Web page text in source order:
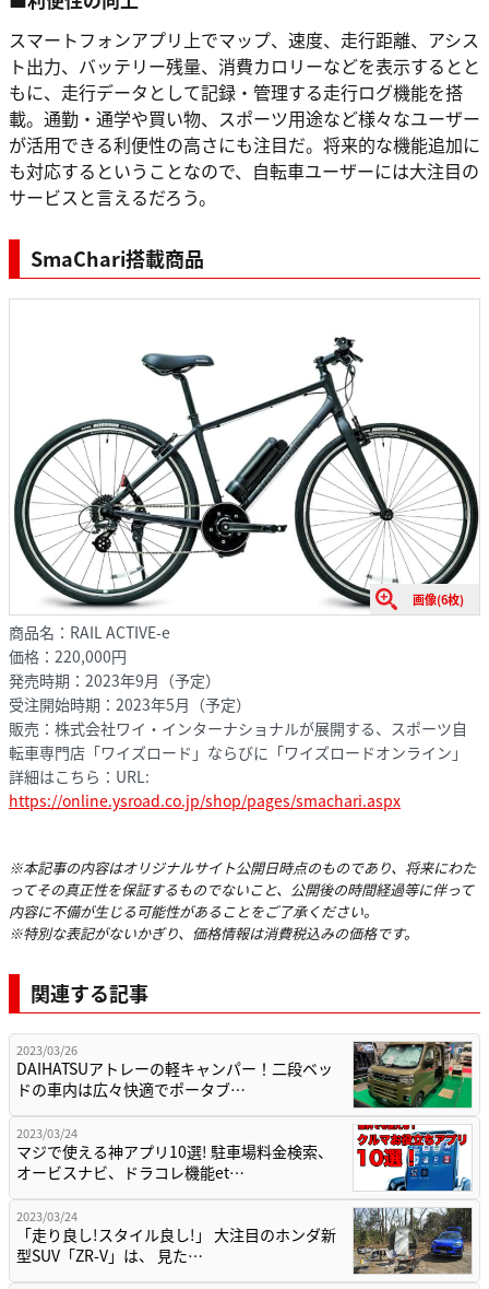
スマートフォンアプリ上でマップ、速度、走行距離、アシス
ト出力、バッテリー残量、消費カロリーなどを表示するとと
もに、走行データとして記録・管理する走行ログ機能を搭
載。通勤・通学や買い物、スポーツ用途など様々なユーザー
が活用できる利便性の高さにも注目だ。将来的な機能追加に
も対応するということなので、自転車ユーザーには大注目の
サービスと言えるだろう。
SmaChari搭載商品
画像(6枚)
商品名：RAIL ACTIVE-e
価格：220,000円
発売時期：2023年9月（予定）
受注開始時期：2023年5月（予定）
販売：株式会社ワイ・インターナショナルが展開する、スポーツ自
転車専門店「ワイズロード」ならびに「ワイズロードオンライン」
詳細はこちら：URL:
https://online.ysroad.co.jp/shop/pages/smachari.aspx
※本記事の内容はオリジナルサイト公開日時点のものであり、将来にわた
ってその真正性を保証するものでないこと、公開後の時間経過等に伴って
内容に不備が生じる可能性があることをご了承ください。
※特別な表記がないかぎり、価格情報は消費税込みの価格です。
関連する記事
2023/03/26
DAIHATSUアトレーの軽キャンパー！二段ベッ
ドの車内は広々快適でポータブ…
2023/03/24
マジで使える神アプリ10選! 駐車場料金検索、
オービスナビ、ドラコレ機能et…
2023/03/24
「走り良し!スタイル良し!」 大注目のホンダ新
型SUV「ZR-V」は、 見た…